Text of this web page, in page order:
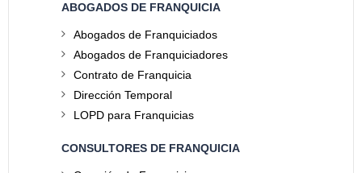
ABOGADOS DE FRANQUICIA
Abogados de Franquiciados
Abogados de Franquiciadores
Contrato de Franquicia
Dirección Temporal
LOPD para Franquicias
CONSULTORES DE FRANQUICIA